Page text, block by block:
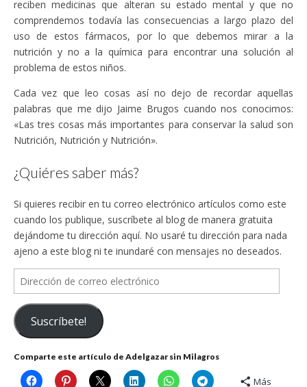
reciben medicinas que alteran su estado mental y que no
comprendemos todavía las consecuencias a largo plazo del
uso de estos fármacos, por lo que debemos mirar a la
nutrición y no a la química para encontrar una solución al
problema de estos niños.
Cada vez que leo cosas así no dejo de recordar aquellas
palabras que me dijo Jaime Brugos cuando nos conocimos:
«Las tres cosas más importantes para conservar la salud son
Nutrición, Nutrición y Nutrición».
¿Quiéres saber más?
Si quieres recibir en tu correo electrónico artículos como este
cuando los publique, suscríbete al blog de manera gratuita
dejándome tu dirección aquí. No usaré tu dirección para nada
ajeno a este blog ni te inundaré con mensajes no deseados.
Dirección
de
correo
electrónico
Suscríbete!
Comparte este artículo de Adelgazar sin Milagros
Más